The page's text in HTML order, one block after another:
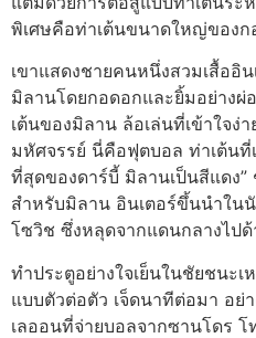
พิเศษคือท่าเต้นขนาดใหญ่ของก
เขาแสดงชายคนหนึ่งสวมเสื้ออิ
มิลานโดยกอดอกและยิ้มอย่าง
เต้นของมิลาน ล้อเล่นที่เข้าใจง่
มหัศจรรย์ นี่คือฟุตบอล ท่าเต้นที่
ที่สุดของดาร์บี้ มิลานเป็นสีแดง
สำหรับมิลาน อินเตอร์ขึ้นนำใน
โซวิช ซึ่งหลุดจากแดนกลางไป
ทำประตูอย่างใจเย็นในชัยชนะ
แบบตัวต่อตัว เจ็ดนาทีต่อมา อย่
เลออนที่จ่ายบอลจากซานโดร